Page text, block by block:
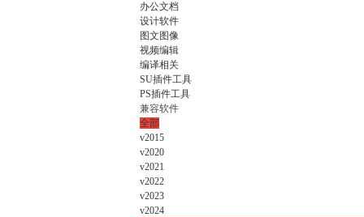
办公文档
设计软件
图文图像
视频编辑
编译相关
SU插件工具
PS插件工具
兼容软件
全部
v2015
v2020
v2021
v2022
v2023
v2024